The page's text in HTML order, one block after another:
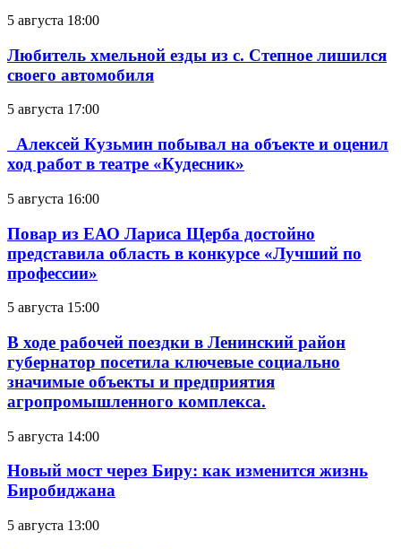
5 августа 18:00
Любитель хмельной езды из с. Степное лишился
своего автомобиля
5 августа 17:00
Алексей Кузьмин побывал на объекте и оценил
ход работ в театре «Кудесник»
5 августа 16:00
Повар из ЕАО Лариса Щерба достойно
представила область в конкурсе «Лучший по
профессии»
5 августа 15:00
В ходе рабочей поездки в Ленинский район
губернатор посетила ключевые социально
значимые объекты и предприятия
агропромышленного комплекса.
5 августа 14:00
Новый мост через Биру: как изменится жизнь
Биробиджана
5 августа 13:00